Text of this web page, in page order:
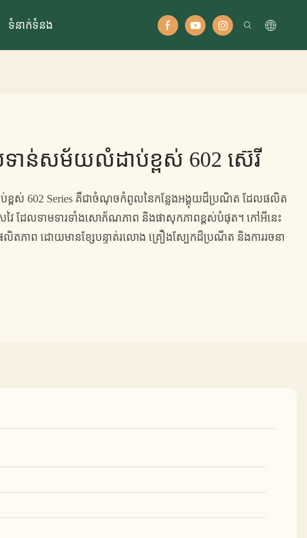
ទំនាក់ទំនង
ទាន់សម័យលំដាប់ខ្ពស់ 602 ស៊េរី
ពស់ 602 Series គឺជាចំណុចកំពូលនៃកន្លែងអង្គុយដ៏ប្រណិត ដែលផលិត
វៃ ដែលទាមទារទាំងសោភ័ណភាព និងផាសុកភាពខ្ពស់បំផុត។ កៅអីនេះ
លិតភាព ដោយមានខ្សែបន្ទាត់រលោង គ្រឿងស្បែកដ៏ប្រណីត និងការរចនា